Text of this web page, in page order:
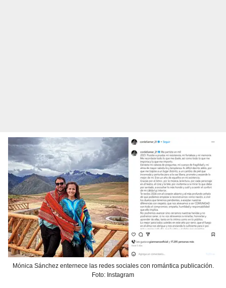
Mónica Sánchez enternece las redes sociales con romántica publicación.
Foto: Instagram